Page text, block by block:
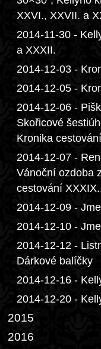
XXVI., XXVII. a
2014-11-30 -
a XXXII.
2014-12-03 -
2014-12-05 -
2014-12-06 -
Skořicové
Kronika
2014-12-07 -
Vánoční ozdoba
cestování
2014-12-09 -
2014-12-10 -
2014-12-12 -
Dárkové balíčky
2014-12-16 -
2014-12-20 -
2015
2016